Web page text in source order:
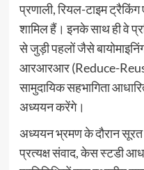
प्रणाली, रियल-टाइम
शामिल हैं। इनके साथ ही वे
से जुड़ी पहलों जैसे
आरआरआर (Reduce-
सामुदायिक सहभागिता
अध्ययन करेंगे।
अध्ययन भ्रमण के दौरान सूरत
प्रत्यक्ष संवाद, केस स्टडी